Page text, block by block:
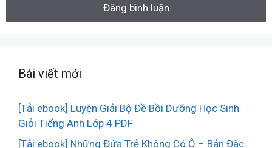
Bài viết mới
[Tải ebook] Luyện Giải Bộ Đề Bồi Dưỡng Học Sinh
Giỏi Tiếng Anh Lớp 4 PDF
[Tải ebook] Những Đứa Trẻ Không Có Ô – Bản Đặc